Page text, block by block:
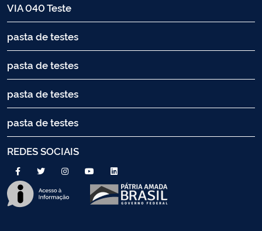
VIA 040 Teste
pasta de testes
pasta de testes
pasta de testes
pasta de testes
REDES SOCIAIS